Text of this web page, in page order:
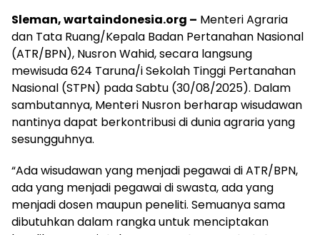
Sleman, wartaindonesia.org – Menteri Agraria
dan Tata Ruang/Kepala Badan Pertanahan Nasional
(ATR/BPN), Nusron Wahid, secara langsung
mewisuda 624 Taruna/i Sekolah Tinggi Pertanahan
Nasional (STPN) pada Sabtu (30/08/2025). Dalam
sambutannya, Menteri Nusron berharap wisudawan
nantinya dapat berkontribusi di dunia agraria yang
sesungguhnya.
“Ada wisudawan yang menjadi pegawai di ATR/BPN,
ada yang menjadi pegawai di swasta, ada yang
menjadi dosen maupun peneliti. Semuanya sama
dibutuhkan dalam rangka untuk menciptakan